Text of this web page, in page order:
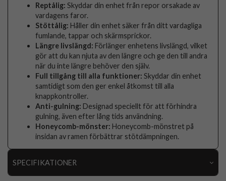
Reptålig: Skyddar din enhet från repor orsakade av
vardagens faror.
Stöttålig: Håller din enhet säker från ditt vardagliga
fumlande, tappar och skärmsprickor.
Längre livslängd: Förlänger enhetens livslängd, vilket
gör att du kan njuta av den längre och ge den till andra
när du inte längre behöver den själv.
Full tillgång till alla funktioner: Skyddar din enhet
samtidigt som den ger enkel åtkomst till alla
knappkontroller.
Anti-gulning: Designad speciellt för att förhindra
gulning, även efter lång tids användning.
Honeycomb-mönster: Honeycomb-mönstret på
insidan av ramen förbättrar stötdämpningen.
SPECIFIKATIONER